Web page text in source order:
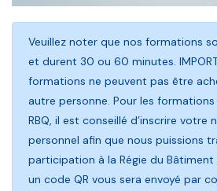
Veuillez noter que nos formations
et durent 30 ou 60 minutes.
formations ne peuvent pas être
autre personne. Pour les
RBQ, il est conseillé d’inscrire votre
personnel afin que nous puissions
participation à la Régie du Bâtiment
un code QR vous sera envoyé par